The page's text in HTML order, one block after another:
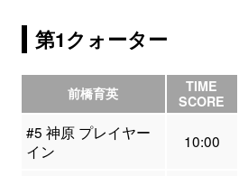
第1クォーター
前橋育英
TIME
SCORE
#5 神原 プレイヤー
イン
10:00